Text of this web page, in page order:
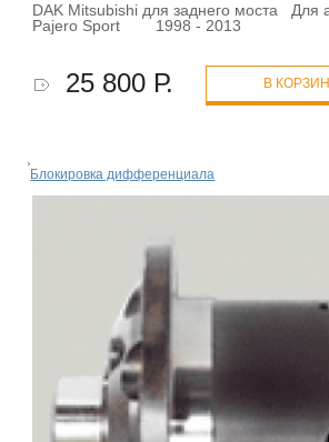
DAK Mitsubishi для заднего моста Для
Pajero Sport 1998 - 2013
25 800 Р. В
Блокировка дифференциала